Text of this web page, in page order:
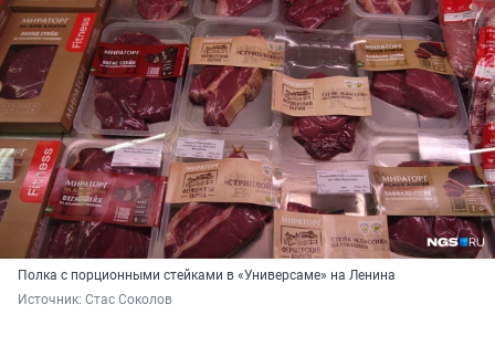
Полка с порционными стейками в «Универсаме» на Ленина
Источник: Стас Соколов